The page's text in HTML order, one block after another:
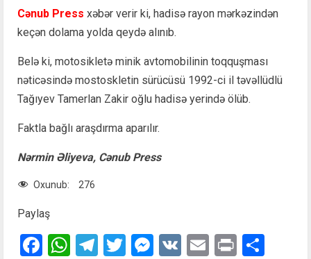
Cənub Press xəbər verir ki, hadisə rayon mərkəzindən
keçən dolama yolda qeydə alınıb.
Belə ki, motosikletə minik avtomobilinin toqquşması
nəticəsində mostoskletin sürücüsü 1992-ci il təvəllüdlü
Tağıyev Tamerlan Zakir oğlu hadisə yerində ölüb.
Faktla bağlı araşdırma aparılır.
Nərmin Əliyeva, Cənub Press
Oxunub: 276
Paylaş
Facebook
WhatsApp
Telegram
Twitter
Messenger
VK Email
Print